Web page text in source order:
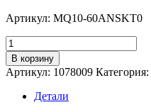
Артикул: MQ10-60ANSKT0
Количество
товара
Магнитный
датчик
SICK
MQ10-
В корзину
Артикул: 1078009 Категория:
Детали